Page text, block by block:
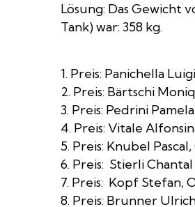
Lösung: Das Gewicht
Tank) war: 358 kg.
1. Preis: Panichella
2. Preis: Bärtschi
3. Preis: Pedrini
4. Preis: Vitale
5. Preis: Knubel
6. Preis: Stierli
7. Preis: Kopf Stefan,
8. Preis: Brunner